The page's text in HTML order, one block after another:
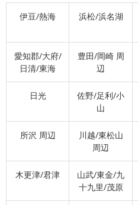
伊豆/熱海 浜松/浜名湖
愛知郡/大府/
日清/東海
豊田/岡崎 周
辺
日光
佐野/足利/小
山
所沢 周辺
川越/東松山
周辺
木更津/君津
山武/東金/九
十九里/茂原